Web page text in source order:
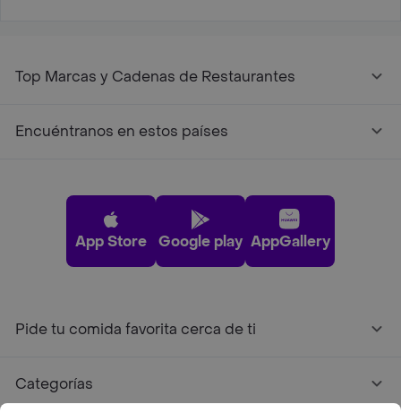
Top Marcas y Cadenas de Restaurantes
Encuéntranos en estos países
App Store Google play AppGallery
Pide tu comida favorita cerca de ti
Categorías